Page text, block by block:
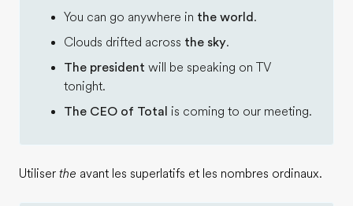
You can go anywhere in the world .
Clouds drifted across the sky.
The president will be speaking on TV
tonight.
The CEO of Total is coming to our meeting.
Utiliser the avant les superlatifs et les nombres ordinaux.